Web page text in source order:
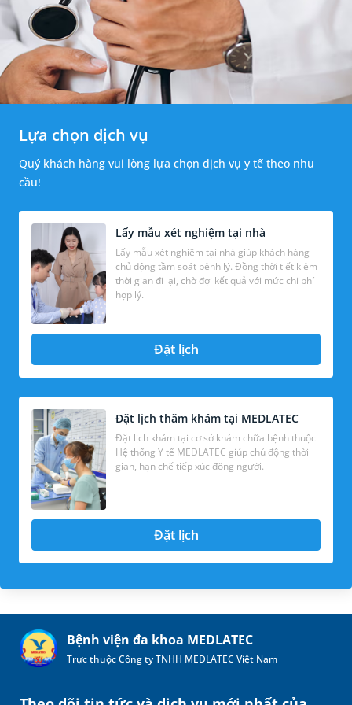
Lựa chọn dịch vụ
Quý khách hàng vui lòng lựa chọn dịch vụ y tế theo nhu
cầu!
Lấy mẫu xét nghiệm tại nhà
Lấy mẫu xét nghiệm tại nhà giúp khách hàng
chủ động tầm soát bệnh lý. Đồng thời tiết kiệm
thời gian đi lại, chờ đợi kết quả với mức chi phí
hợp lý.
Đặt lịch
Đặt lịch thăm khám tại MEDLATEC
Đặt lịch khám tại cơ sở khám chữa bệnh thuộc
Hệ thống Y tế MEDLATEC giúp chủ động thời
gian, hạn chế tiếp xúc đông người.
Đặt lịch
Bệnh viện đa khoa MEDLATEC
Trực thuộc Công ty TNHH MEDLATEC Việt Nam